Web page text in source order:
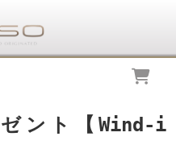
ゼント【Wind-i